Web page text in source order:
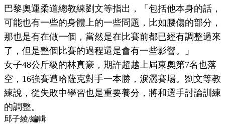
巴黎奧運柔道總教練劉文等指出，「包括他本身的話，
可能也有一些的身體上的一些問題，比如腰傷的部分，
那也是有在做一個，當然是在比賽前都已經有調整過來
了，但是整個比賽的過程還是會有一些影響。」
女子48公斤級的林真豪，期許超越上屆東奧第7名也落
空，16強賽遭哈薩克對手一本勝，淚灑賽場。劉文等教
練說，從失敗中學習也是重要養分，將和選手討論訓練
的調整。
邱子綾/編輯